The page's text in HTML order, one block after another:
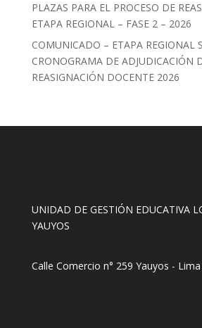
PLAZAS PARA EL PROCESO DE
ETAPA REGIONAL – FASE 2 – 2026
COMUNICADO – ETAPA REGIONAL
CRONOGRAMA DE ADJUDICACIÓN
REASIGNACIÓN DOCENTE 2026
UNIDAD DE GESTIÓN EDUCATIVA
YAUYOS
Calle Comercio n° 259 Yauyos -